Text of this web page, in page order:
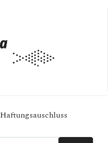
Haftungsauschluss